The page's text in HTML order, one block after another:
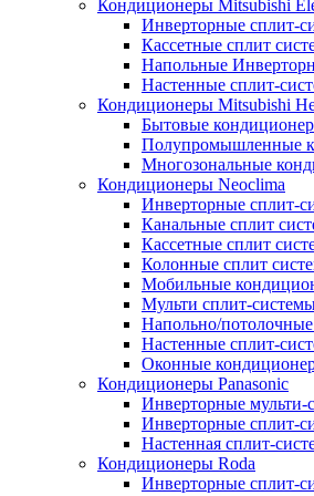
Кондиционеры Mitsubishi
Инверторные сплит-
Кассетные сплит
Напольные
Настенные сплит-
Кондиционеры Mitsubishi
Бытовые
Полупромышленные
Многозональные
Кондиционеры Neoclima
Инверторные сплит-
Канальные сплит
Кассетные сплит
Колонные сплит
Мобильные
Мульти сплит-
Напольно/
Настенные сплит-
Оконные
Кондиционеры Panasonic
Инверторные мульти-
Инверторные сплит-
Настенная сплит-
Кондиционеры Roda
Инверторные сплит-